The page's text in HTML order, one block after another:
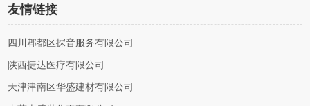
友情链接
四川郫都区探音服务有限公司
陕西捷达医疗有限公司
天津津南区华盛建材有限公司